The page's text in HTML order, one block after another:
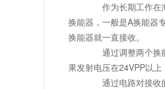
作为长期工作在
换能器，一般是A换能器
换能器就一直接收。
通过调整两个换
果发射电压在24VPP以上
通过电路对接收